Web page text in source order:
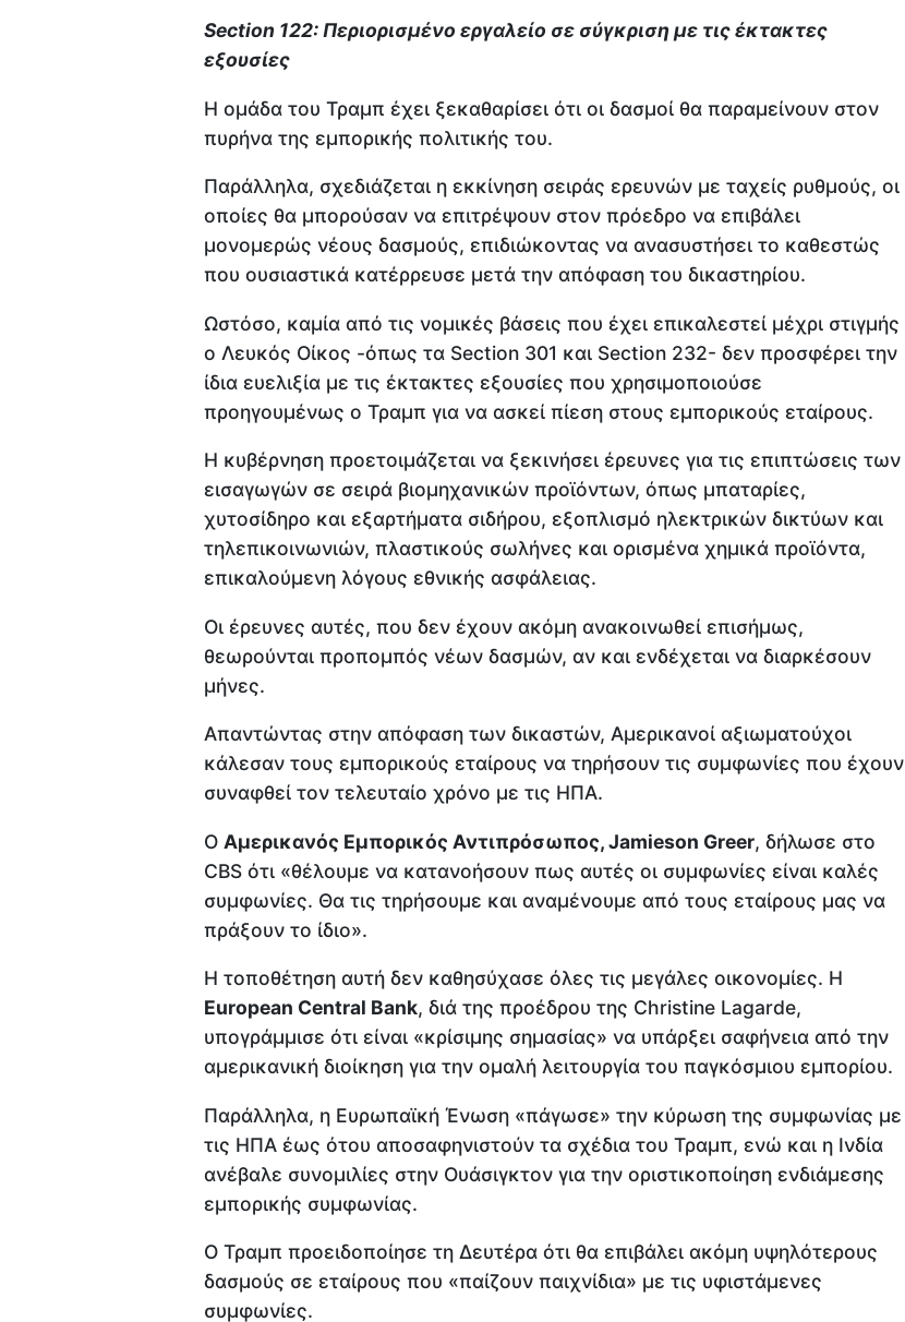
Section 122: Περιορισμένο εργαλείο σε σύγκριση με τις έκτακτες
εξουσίες
Η ομάδα του Τραμπ έχει ξεκαθαρίσει ότι οι δασμοί θα παραμείνουν στον
πυρήνα της εμπορικής πολιτικής του.
Παράλληλα, σχεδιάζεται η εκκίνηση σειράς ερευνών με ταχείς ρυθμούς, οι
οποίες θα μπορούσαν να επιτρέψουν στον πρόεδρο να επιβάλει
μονομερώς νέους δασμούς, επιδιώκοντας να ανασυστήσει το καθεστώς
που ουσιαστικά κατέρρευσε μετά την απόφαση του δικαστηρίου.
Ωστόσο, καμία από τις νομικές βάσεις που έχει επικαλεστεί μέχρι στιγμής
ο Λευκός Οίκος -όπως τα Section 301 και Section 232- δεν προσφέρει την
ίδια ευελιξία με τις έκτακτες εξουσίες που χρησιμοποιούσε
προηγουμένως ο Τραμπ για να ασκεί πίεση στους εμπορικούς εταίρους.
Η κυβέρνηση προετοιμάζεται να ξεκινήσει έρευνες για τις επιπτώσεις των
εισαγωγών σε σειρά βιομηχανικών προϊόντων, όπως μπαταρίες,
χυτοσίδηρο και εξαρτήματα σιδήρου, εξοπλισμό ηλεκτρικών δικτύων και
τηλεπικοινωνιών, πλαστικούς σωλήνες και ορισμένα χημικά προϊόντα,
επικαλούμενη λόγους εθνικής ασφάλειας.
Οι έρευνες αυτές, που δεν έχουν ακόμη ανακοινωθεί επισήμως,
θεωρούνται προπομπός νέων δασμών, αν και ενδέχεται να διαρκέσουν
μήνες.
Απαντώντας στην απόφαση των δικαστών, Αμερικανοί αξιωματούχοι
κάλεσαν τους εμπορικούς εταίρους να τηρήσουν τις συμφωνίες που έχουν
συναφθεί τον τελευταίο χρόνο με τις ΗΠΑ.
Ο Αμερικανός Εμπορικός Αντιπρόσωπος, Jamieson Greer, δήλωσε στο
CBS ότι «θέλουμε να κατανοήσουν πως αυτές οι συμφωνίες είναι καλές
συμφωνίες. Θα τις τηρήσουμε και αναμένουμε από τους εταίρους μας να
πράξουν το ίδιο».
Η τοποθέτηση αυτή δεν καθησύχασε όλες τις μεγάλες οικονομίες. Η
European Central Bank, διά της προέδρου της Christine Lagarde,
υπογράμμισε ότι είναι «κρίσιμης σημασίας» να υπάρξει σαφήνεια από την
αμερικανική διοίκηση για την ομαλή λειτουργία του παγκόσμιου εμπορίου.
Παράλληλα, η Ευρωπαϊκή Ένωση «πάγωσε» την κύρωση της συμφωνίας με
τις ΗΠΑ έως ότου αποσαφηνιστούν τα σχέδια του Τραμπ, ενώ και η Ινδία
ανέβαλε συνομιλίες στην Ουάσιγκτον για την οριστικοποίηση ενδιάμεσης
εμπορικής συμφωνίας.
Ο Τραμπ προειδοποίησε τη Δευτέρα ότι θα επιβάλει ακόμη υψηλότερους
δασμούς σε εταίρους που «παίζουν παιχνίδια» με τις υφιστάμενες
συμφωνίες.